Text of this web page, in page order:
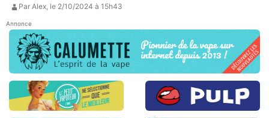
Par Alex, le 2/10/2024 à 15h43
Annonce